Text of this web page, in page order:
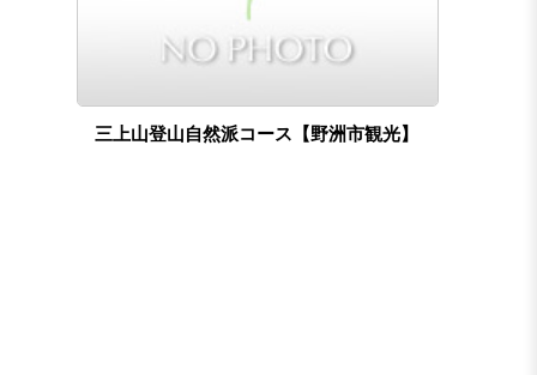
三上山登山自然派コース【野洲市観光】